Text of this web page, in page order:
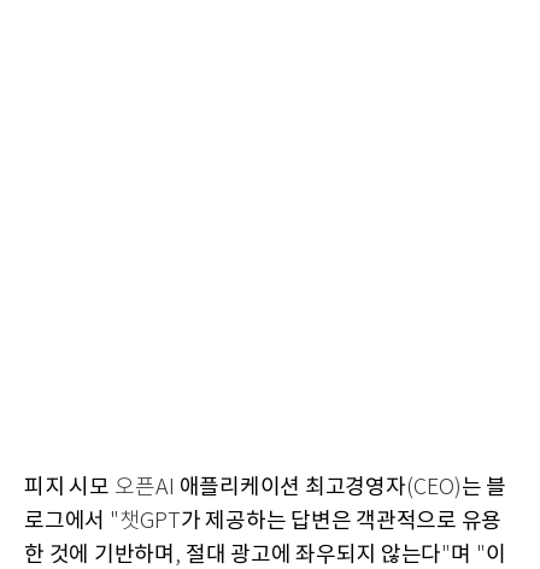
피지 시모 오픈AI 애플리케이션 최고경영자(CEO)는 블
로그에서 "챗GPT 가 제공하는 답변은 객관적으로 유용
한 것에 기반하며 , 절대 광고에 좌우되지 않는다"며 "이